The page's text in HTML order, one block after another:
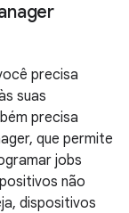
precisa
suas
precisa
que permite
jobs
não
dispositivos